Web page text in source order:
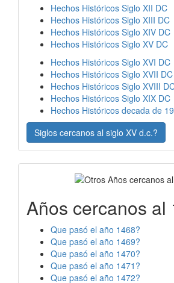
Hechos Históricos Siglo XII DC
Hechos Históricos Siglo XIII DC
Hechos Históricos Siglo XIV DC
Hechos Históricos Siglo XV DC
Hechos Históricos Siglo XVI DC
Hechos Históricos Siglo XVII DC
Hechos Históricos Siglo XVIII
Hechos Históricos Siglo XIX DC
Hechos Históricos decada de
Siglos cercanos al siglo XV d.c.?
Años cercanos al
Que pasó el año 1468?
Que pasó el año 1469?
Que pasó el año 1470?
Que pasó el año 1471?
Que pasó el año 1472?